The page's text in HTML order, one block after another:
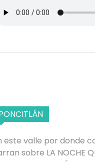
este valle por donde
sobre LA NOCHE